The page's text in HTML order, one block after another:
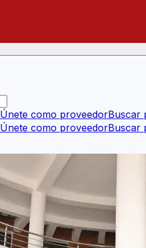
Únete como proveedorBuscar
Únete como proveedorBuscar